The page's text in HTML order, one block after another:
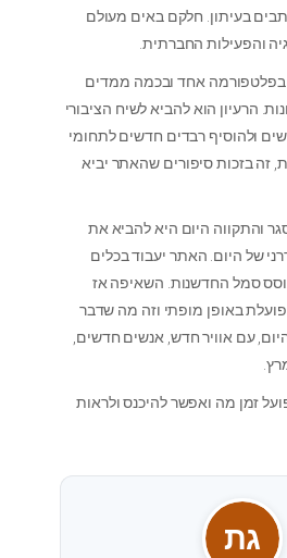
בעיתון. חלקם באים מעולם
והפעילות החברתית.
בפלטפורמה אחד ובכמה ממדים
הרעיון הוא להביא לשיח הציבורי
ולהוסיף רבדים חדשים לתחומי
זה בזכות סיפורים שהאתר יביא
והתקווה היום היא להביא את
של היום. האתר יעבוד בכלים
סמל החדשנות. השאיפה אז
באופן מופתי וזה מה שדבר
עם אוויר חדש, אנשים חדשים,
זמן מה ואפשר להיכנס ולראות
תג